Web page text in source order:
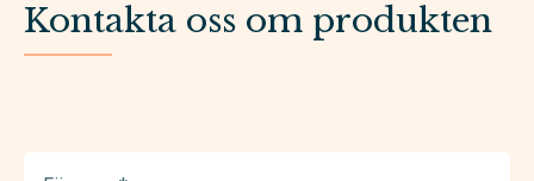
Kontakta oss om produkten